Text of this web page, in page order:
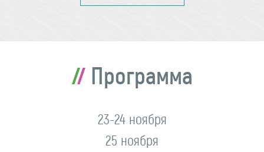
Программа
23-24 ноября
25 ноября